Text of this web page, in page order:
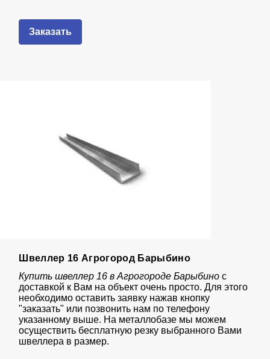
Заказать
Швеллер 16 Агрогород Барыбино
Купить швеллер 16 в Агрогороде Барыбинос
доставкой к Вам на объект очень просто. Для этого
необходимо оставить заявку нажав кнопку
"заказать" или позвонить нам по телефону
указанному выше. На металлобазе мы можем
осуществить бесплатную резку выбранного Вами
швеллера в размер.